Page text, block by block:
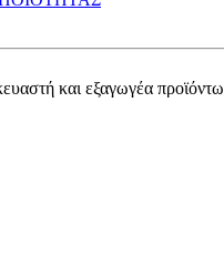
και εξαγωγέα